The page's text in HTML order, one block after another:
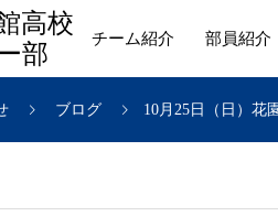
高校
部
チーム紹介 部員紹介
ブログ 10月25日（日）花